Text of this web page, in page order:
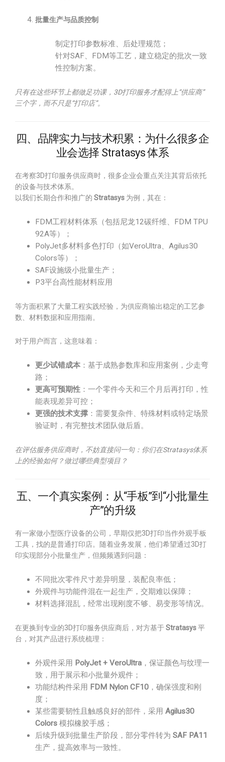
批量生产与品质控制
制定打印参数标准、后处理规范；
针对SAF、FDM等工艺，建立稳定的批次一致
性控制方案。
只有在这些环节上都做足功课，3D打印服务才配得上“供应商”
三个字，而不只是“打印店”。
四、品牌实力与技术积累：为什么很多企
业会选择 Stratasys 体系
在考察3D打印服务供应商时，很多企业会重点关注其背后依托
的设备与技术体系。
以我们长期合作和推广的 Stratasys 为例，其在：
FDM工程材料体系（包括尼龙12碳纤维、FDM TPU
92A等）；
PolyJet多材料多色打印（如VeroUltra、Agilus30
Colors等）；
SAF设施级小批量生产；
P3平台高性能材料应用
等方面积累了大量工程实践经验，为供应商输出稳定的工艺参
数、材料数据和应用指南。
对于用户而言，这意味着：
更少试错成本 ：基于成熟参数库和应用案例，少走弯
路；
更高可预期性 ：一个零件今天和三个月后再打印，性
能表现差异可控；
更强的技术支撑 ：需要复杂件、特殊材料或特定场景
验证时，有完整技术团队做后盾。
在评估服务供应商时，不妨直接问一句：你们在Stratasys体系
上的经验如何？做过哪些典型项目？
五、一个真实案例：从“手板”到“小批量生
产”的升级
有一家做小型医疗设备的公司，早期仅把3D打印当作外观手板
工具，找的是普通打印店。随着业务发展，他们希望通过3D打
印实现部分小批量生产，但频频遇到问题：
不同批次零件尺寸差异明显，装配良率低；
外观件与功能件混在一起生产，交期难以保障；
材料选择混乱，经常出现刚度不够、易变形等情况。
在更换到专业的3D打印服务供应商后，对方基于Stratasys平
台，对其产品进行系统梳理：
外观件采用 PolyJet + VeroUltra ，保证颜色与纹理一
致，用于展示和小批量外观件；
功能结构件采用 FDM Nylon CF10 ，确保强度和刚
度；
某些需要韧性且触感良好的部件，采用 Agilus30
Colors 模拟橡胶手感；
后续升级到批量生产阶段，部分零件转为 SAF PA11
生产，提高效率与一致性。